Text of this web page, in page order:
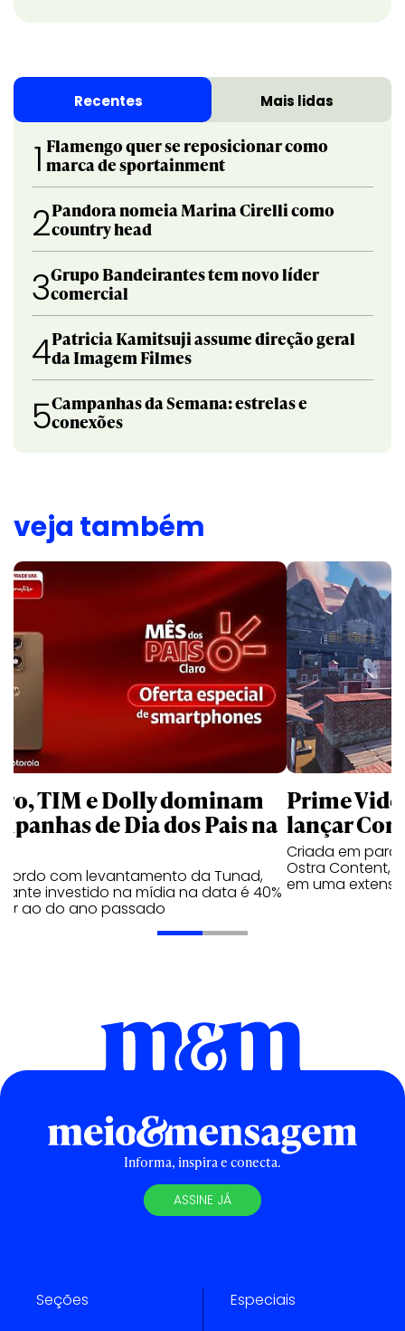
Recentes Mais lidas
1 Flamengo quer se reposicionar como
marca de sportainment
2Pandora nomeia Marina Cirelli como
country head
3Grupo Bandeirantes tem novo líder
comercial
4Patricia Kamitsuji assume direção geral
da Imagem Filmes
5Campanhas da Semana: estrelas e
conexões
veja também
TIM e Dolly dominam
de Dia dos Pais na
com levantamento da Tunad,
investido na mídia na data é 40%
ao do ano passado
Prime
lançar
Criada em
Ostra Content,
em uma
Informa, inspira e conecta.
ASSINE JÁ
Seções Especiais